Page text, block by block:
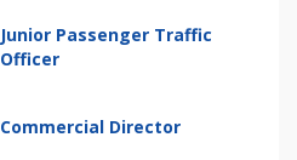
Junior Passenger Traffic
Officer
Commercial Director